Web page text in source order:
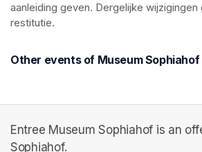
aanleiding geven. Dergelijke
restitutie.
Other events of Museum Sophiahof
Entree Museum Sophiahof is an
Sophiahof.